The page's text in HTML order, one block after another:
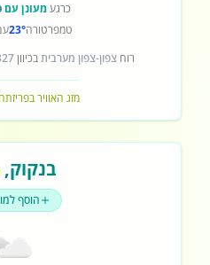
כרגעמעונן עם
טמפרטורה23°
רוח צפון-צפון מערביתבכיוון
מזג האוויר בפריז
בנקוק,
הוסף